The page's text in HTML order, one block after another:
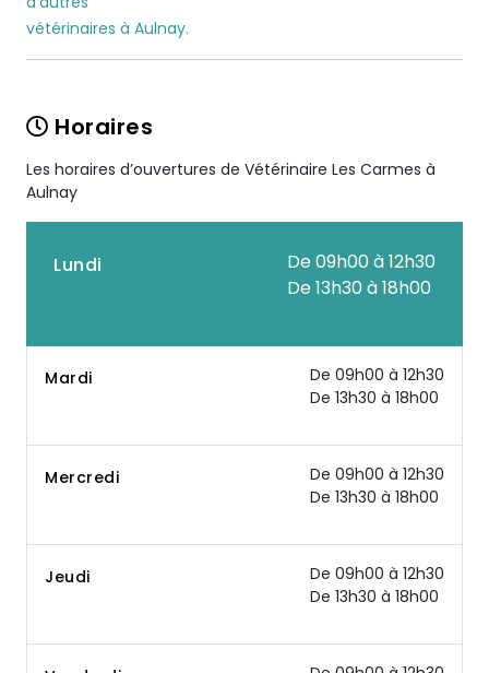
vétérinaires à Aulnay.
Horaires
Les horaires d’ouvertures de Vétérinaire Les Carmes à
Aulnay
Lundi
De 09h00 à 12h30
De 13h30 à 18h00
Mardi
De 09h00 à 12h30
De 13h30 à 18h00
Mercredi
De 09h00 à 12h30
De 13h30 à 18h00
Jeudi
De 09h00 à 12h30
De 13h30 à 18h00